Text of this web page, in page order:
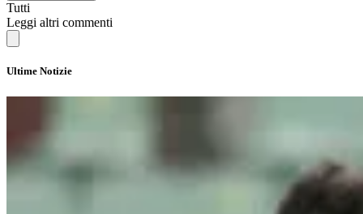
Tutti
Leggi altri commenti
Ultime Notizie